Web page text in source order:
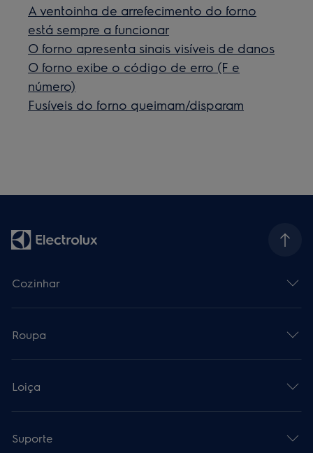
A ventoinha de arrefecimento do forno
está sempre a funcionar
O forno apresenta sinais visíveis de danos
O forno exibe o código de erro (F e
número)
Fusíveis do forno queimam/disparam
Cozinhar
Roupa
Loiça
Suporte